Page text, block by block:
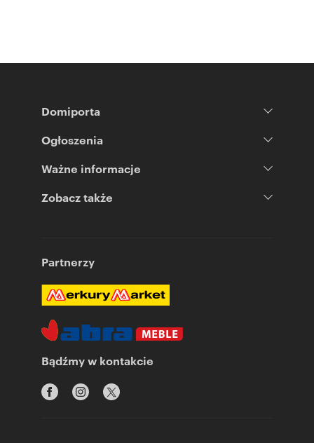
Domiporta
Ogłoszenia
Ważne informacje
Zobacz także
Partnerzy
Bądźmy w kontakcie